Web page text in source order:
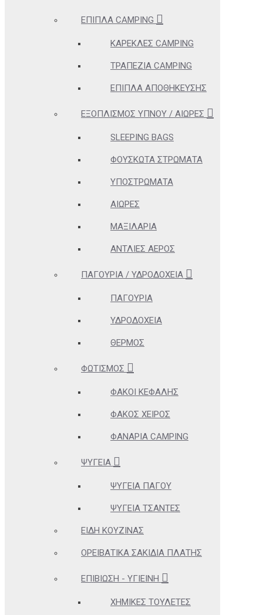
ΈΠΙΠΛΑ CAMPING
ΚΑΡΈΚΛΕΣ CAMPING
ΤΡΑΠΈΖΙΑ CAMPING
ΈΠΙΠΛΑ ΑΠΟΘΉΚΕΥΣΗΣ
ΕΞΟΠΛΙΣΜΌΣ ΎΠΝΟΥ / ΑΙΏΡΕΣ
SLEEPING BAGS
ΦΟΥΣΚΩΤΆ ΣΤΡΏΜΑΤΑ
ΥΠΟΣΤΡΏΜΑΤΑ
ΑΙΏΡΕΣ
ΜΑΞΙΛΆΡΙΑ
ΑΝΤΛΊΕΣ ΑΈΡΟΣ
ΠΑΓΟΎΡΙΑ / ΥΔΡΟΔΟΧΕΊΑ
ΠΑΓΟΎΡΙΑ
ΥΔΡΟΔΟΧΕΊΑ
ΘΕΡΜΌΣ
ΦΩΤΙΣΜΌΣ
ΦΑΚΟΊ ΚΕΦΑΛΉΣ
ΦΑΚΌΣ ΧΕΙΡΌΣ
ΦΑΝΆΡΙΑ CAMPING
ΨΥΓΕΊΑ
ΨΥΓΕΊΑ ΠΆΓΟΥ
ΨΥΓΕΊΑ ΤΣΆΝΤΕΣ
ΕΊΔΗ ΚΟΥΖΊΝΑΣ
ΟΡΕΙΒΑΤΙΚΆ ΣΑΚΊΔΙΑ ΠΛΆΤΗΣ
ΕΠΙΒΊΩΣΗ - ΥΓΙΕΙΝΉ
ΧΗΜΙΚΈΣ ΤΟΥΛΈΤΕΣ